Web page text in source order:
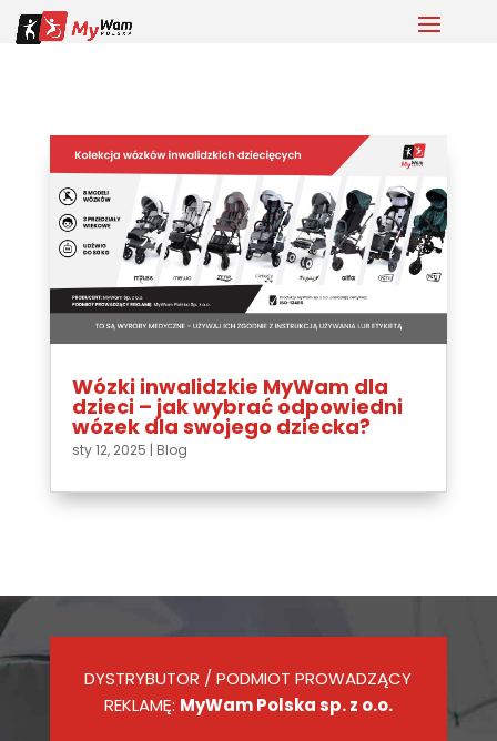
Wózki inwalidzkie MyWam dla
dzieci – jak wybrać odpowiedni
wózek dla swojego dziecka?
sty 12, 2025 | Blog
DYSTRYBUTOR / PODMIOT PROWADZĄCY
REKLAMĘ: MyWam Polska sp. z o.o.